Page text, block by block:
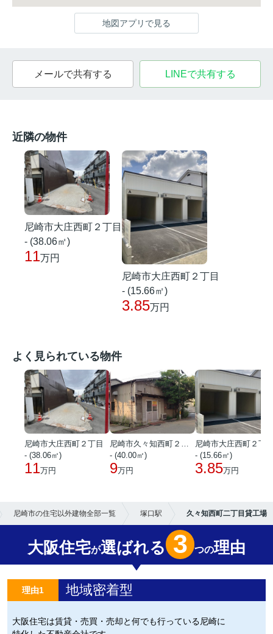
地図アプリで見る
メールで共有する LINEで共有する
近隣の物件
尼崎市大庄西町２丁目
- (38.06㎡)
11万円
尼崎市大庄西町２丁目
- (15.66㎡)
3.85万円
よく見られている物件
尼崎市大庄西町２丁目
- (38.06㎡)
11万円
尼崎市久々知西町２丁目
- (40.00㎡)
9万円
尼崎市大庄西町２丁
- (15.66㎡)
3.85万円
尼崎市の住宅以外建物全部一覧 塚口駅 久々知西町二丁目貸工場
大阪住宅が選ばれる 3 つの理由
理由1 地域密着型
大阪住宅は賃貸・売買・売却と何でも行っている尼崎に